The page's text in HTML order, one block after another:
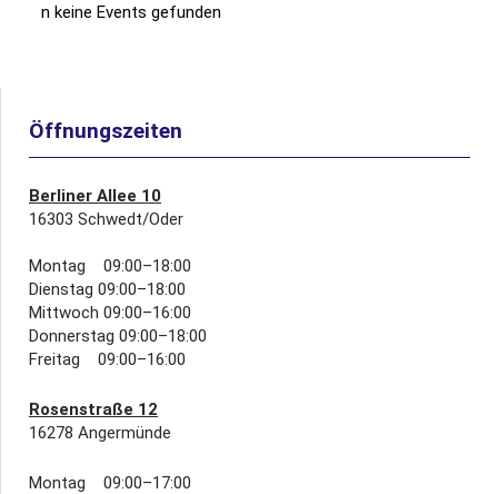
n keine Events gefunden
Öffnungszeiten
Berliner Allee 10
16303 Schwedt/Oder
Montag 09:00–18:00
Dienstag 09:00–18:00
Mittwoch 09:00–16:00
Donnerstag 09:00–18:00
Freitag 09:00–16:00
Rosenstraße 12
16278 Angermünde
Montag 09:00–17:00